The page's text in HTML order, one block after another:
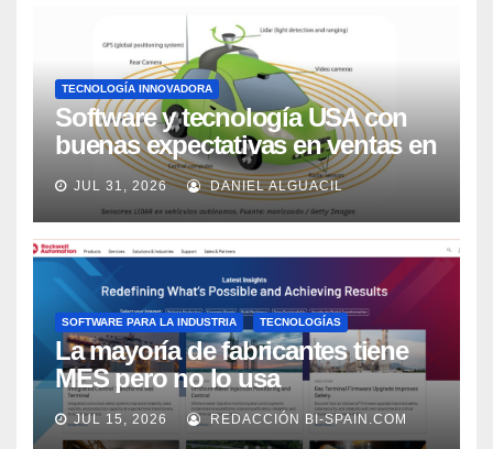
TECNOLOGÍA INNOVADORA
Software y tecnología USA con
buenas expectativas en ventas en
los próximos 2 años, según
Market Watch
JUL 31, 2026 DANIEL ALGUACIL
SOFTWARE PARA LA INDUSTRIA TECNOLOGÍAS
La mayoría de fabricantes tiene
MES pero no lo usa
adecuadamente, según Rockwell
Automation
JUL 15, 2026 REDACCIÓN BI-SPAIN.COM